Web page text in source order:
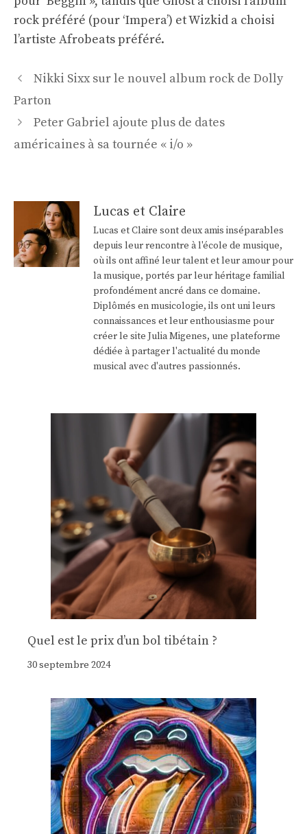
rock préféré (pour ‘Impera’) et Wizkid a choisi
l’artiste Afrobeats préféré.
Navigation
des
Nikki Sixx sur le nouvel album rock de Dolly
Parton
Peter Gabriel ajoute plus de dates
américaines à sa tournée « i/o »
Lucas et Claire
Lucas et Claire sont deux amis inséparables
depuis leur rencontre à l'école de musique,
où ils ont affiné leur talent et leur amour pour
la musique, portés par leur héritage familial
profondément ancré dans ce domaine.
Diplômés en musicologie, ils ont uni leurs
connaissances et leur enthousiasme pour
créer le site Julia Migenes, une plateforme
dédiée à partager l'actualité du monde
musical avec d'autres passionnés.
Quel est le prix d’un bol tibétain ?
30 septembre 2024